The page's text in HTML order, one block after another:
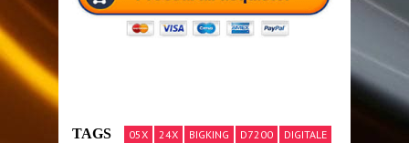
TAGS 05X 24X BIGKING D7200
DIGITALE